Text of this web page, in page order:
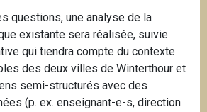
questions, une analyse de la
existante sera réalisée, suivie
qui tiendra compte du contexte
des deux villes de Winterthour et
semi-structurés avec des
(p. ex. enseignant-e-s, direction